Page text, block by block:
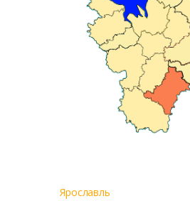
Ярославль